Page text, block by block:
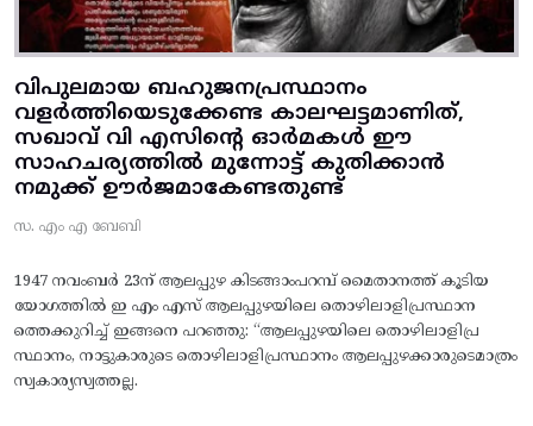
വിപുലമായ ബഹുജനപ്രസ്ഥാനം
വളർത്തിയെടുക്കേണ്ട കാലഘട്ടമാണിത്,
സഖാവ് വി എസിന്റെ ഓർമകൾ ഈ
സാഹചര്യത്തിൽ മുന്നോട്ട്‌ കുതിക്കാൻ
നമുക്ക് ഊർജമാകേണ്ടതുണ്ട്
സ. എം എ ബേബി
1947 നവംബർ 23ന് ആലപ്പുഴ കിടങ്ങാംപറമ്പ്‌ മൈതാനത്ത്‌ കൂടിയ
യോഗത്തിൽ ഇ എം എസ് ആലപ്പുഴയിലെ തൊഴിലാളിപ്രസ്ഥാന
ത്തെക്കുറിച്ച് ഇങ്ങനെ പറഞ്ഞു: “ആലപ്പുഴയിലെ തൊഴിലാളിപ്ര
സ്ഥാനം, നാട്ടുകാരുടെ തൊഴിലാളിപ്രസ്ഥാനം ആലപ്പുഴക്കാരുടെമാത്രം
സ്വകാര്യസ്വത്തല്ല.